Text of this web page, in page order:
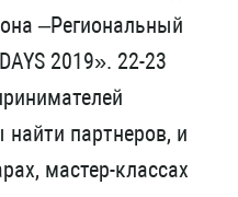
–Региональный
2019». 22-23
найти партнеров, и
мастер-классах